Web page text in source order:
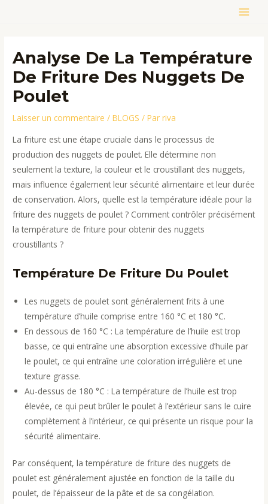
MAIN
Analyse De La Température
De Friture Des Nuggets De
Poulet
Laisser un commentaire /BLOGS / Parriva
La friture est une étape cruciale dans le processus de
production des nuggets de poulet. Elle détermine non
seulement la texture, la couleur et le croustillant des nuggets,
mais influence également leur sécurité alimentaire et leur durée
de conservation. Alors, quelle est la température idéale pour la
friture des nuggets de poulet ? Comment contrôler précisément
la température de friture pour obtenir des nuggets
croustillants ?
Température De Friture Du Poulet
Les nuggets de poulet sont généralement frits à une
température d’huile comprise entre 160 °C et 180 °C.
En dessous de 160 °C : La température de l’huile est trop
basse, ce qui entraîne une absorption excessive d’huile par
le poulet, ce qui entraîne une coloration irrégulière et une
texture grasse.
Au-dessus de 180 °C : La température de l’huile est trop
élevée, ce qui peut brûler le poulet à l’extérieur sans le cuire
complètement à l’intérieur, ce qui présente un risque pour la
sécurité alimentaire.
Par conséquent, la température de friture des nuggets de
poulet est généralement ajustée en fonction de la taille du
poulet, de l’épaisseur de la pâte et de sa congélation.